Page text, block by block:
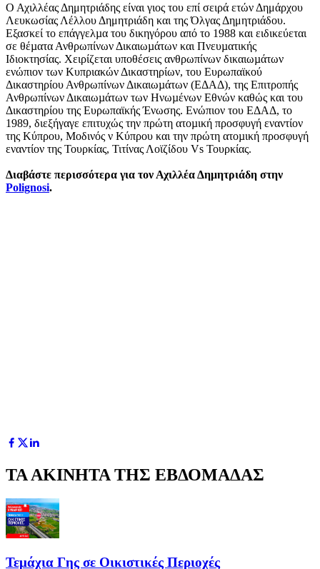
Ο Αχιλλέας Δημητριάδης είναι γιος του επί σειρά ετών Δημάρχου
Λευκωσίας Λέλλου Δημητριάδη και της Όλγας Δημητριάδου.
Εξασκεί το επάγγελµα του δικηγόρου από το 1988 και ειδικεύεται
σε θέµατα Ανθρωπίνων Δικαιωµάτων και Πνευµατικής
Ιδιοκτησίας. Χειρίζεται υποθέσεις ανθρωπίνων δικαιωµάτων
ενώπιον των Κυπριακών Δικαστηρίων, του Ευρωπαϊκού
Δικαστηρίου Ανθρωπίνων Δικαιωµάτων (ΕΔΑΔ), της Επιτροπής
Ανθρωπίνων Δικαιωµάτων των Ηνωµένων Εθνών καθώς και του
Δικαστηρίου της Ευρωπαϊκής Ένωσης. Ενώπιον του ΕΔΑΔ, το
1989, διεξήγαγε επιτυχώς την πρώτη ατοµική προσφυγή εναντίον
της Κύπρου, Μοδινός ν Κύπρου και την πρώτη ατοµική προσφυγή
εναντίον της Τουρκίας, Τιτίνας Λοϊζίδου Vs Τουρκίας.
Διαβάστε περισσότερα για τον Αχιλλέα Δημητριάδη στην
Polignosi.
ΤΑ ΑΚΙΝΗΤΑ ΤΗΣ ΕΒΔΟΜΑΔΑΣ
Τεμάχια Γης σε Οικιστικές Περιοχές